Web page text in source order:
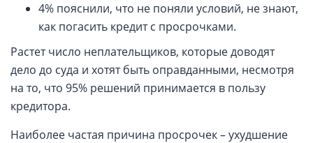
4% пояснили, что не поняли условий, не знают,
как погасить кредит с просрочками.
Растет число неплательщиков, которые доводят
дело до суда и хотят быть оправданными, несмотря
на то, что 95% решений принимается в пользу
кредитора.
Наиболее частая причина просрочек – ухудшение